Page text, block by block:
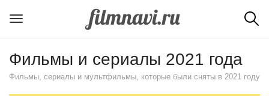
Фильмы и сериалы 2021 года
Фильмы, сериалы и мультфильмы, которые были сняты в 2021 году